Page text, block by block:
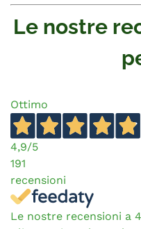
Le nostre
Ottimo
4,9/5
191
recensioni
Le nostre recensioni a